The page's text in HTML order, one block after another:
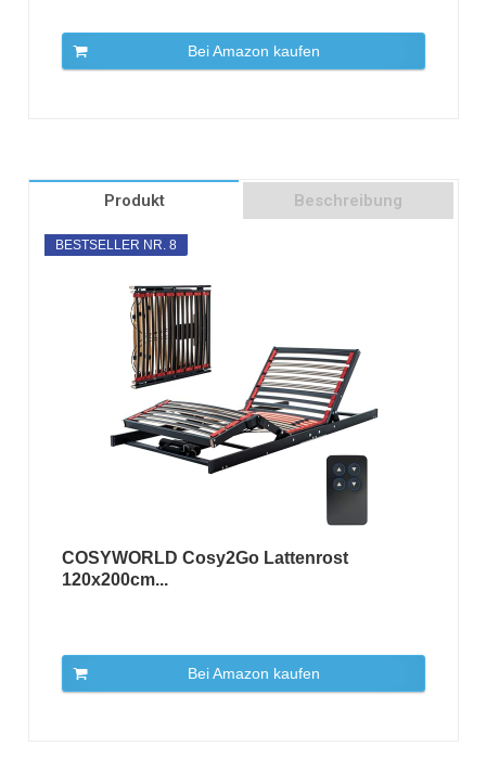
Bei Amazon kaufen
Produkt Beschreibung
BESTSELLER NR. 8
COSYWORLD Cosy2Go Lattenrost
120x200cm...
Bei Amazon kaufen